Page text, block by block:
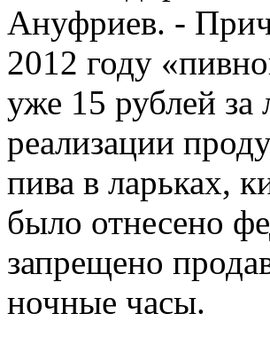
Ануфриев. -
2012 году
уже 15 рублей
реализации
пива в ларьках,
было отнесено
запрещено
ночные часы.